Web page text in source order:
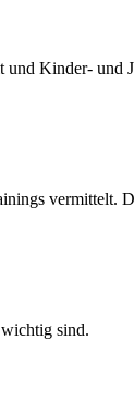
Kinder- und
vermittelt.
sind.